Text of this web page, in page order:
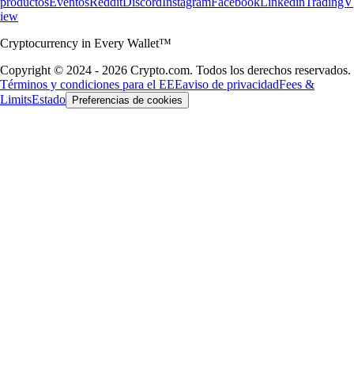
iew
Cryptocurrency in Every Wallet™
Copyright © 2024 - 2026 Crypto.com. Todos los derechos reservados.
Términos y condiciones para el EEEaviso de privacidadFees &
LimitsEstado Preferencias de cookies